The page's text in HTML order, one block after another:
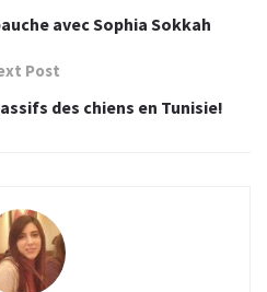
d'enfance
avec Sophia Sokkah
Post
des chiens en Tunisie!